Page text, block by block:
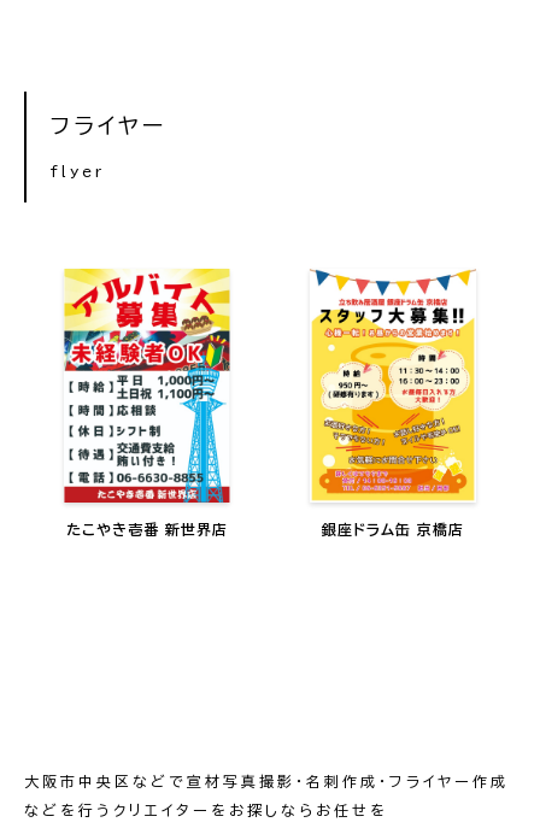
フライヤー
flyer
たこやき壱番 新世界店 銀座ドラム缶 京橋店
大阪市中央区などで宣材写真撮影・名刺作成・フライヤー作成
などを行うクリエイターをお探しならお任せを